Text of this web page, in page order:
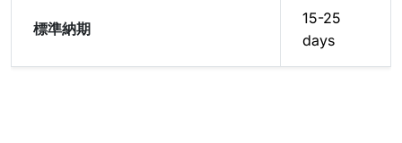
標準納期
15-25
days